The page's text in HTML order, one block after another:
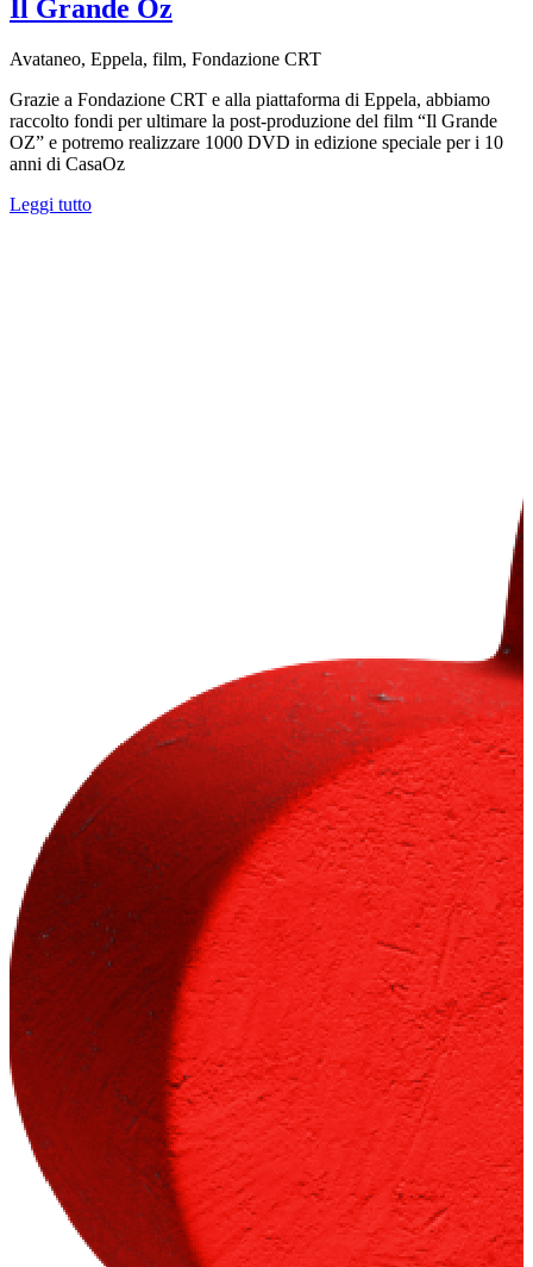
Il Grande Oz
Avataneo, Eppela, film, Fondazione CRT
Grazie a Fondazione CRT e alla piattaforma di Eppela, abbiamo
raccolto fondi per ultimare la post-produzione del film “Il Grande
OZ” e potremo realizzare 1000 DVD in edizione speciale per i 10
anni di CasaOz
Leggi tutto